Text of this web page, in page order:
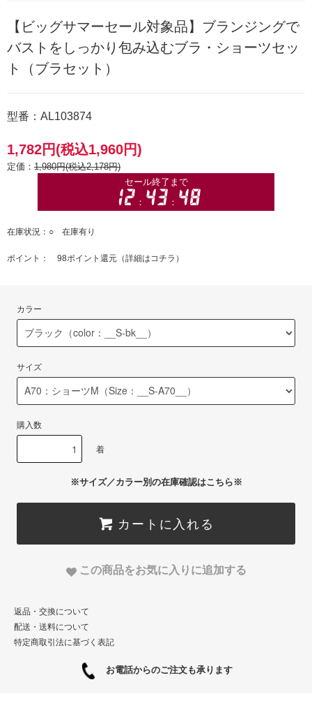
【ビッグサマーセール対象品】ブランジングで
バストをしっかり包み込むブラ・ショーツセッ
ト（ブラセット）
型番：AL103874
1,782円(税込1,960円)
定価： 1,980円(税込2,178円)
在庫状況：○ 在庫有り
ポイント： 98ポイント還元（詳細はコチラ ）
カラー
サイズ
購入数
着
※サイズ／カラー別の在庫確認はこちら※
カートに入れる
この商品をお気に入りに追加する
返品・交換について
配送・送料について
特定商取引法に基づく表記
お電話からのご注文も承ります